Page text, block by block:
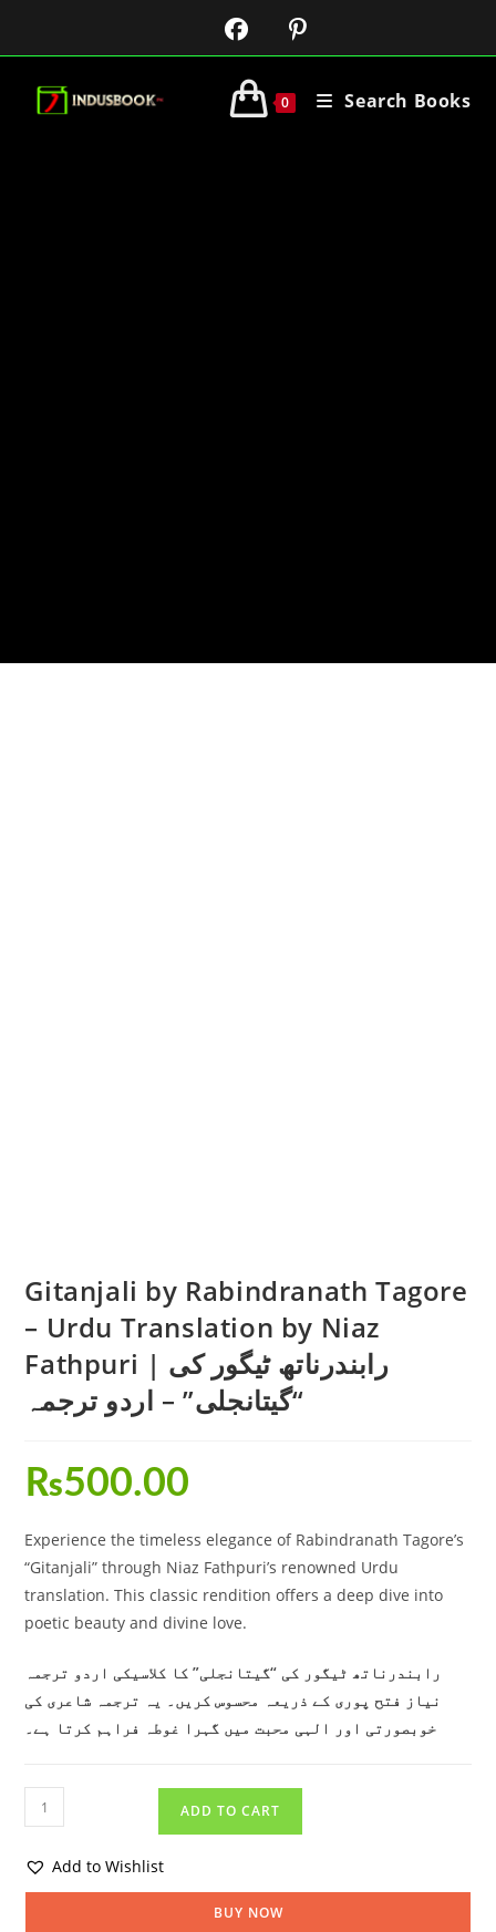
0 Search Books
Gitanjali by Rabindranath Tagore
– Urdu Translation by Niaz
Fathpuri | رابندرناتھ ٹیگور کی
“گیتانجلی” – اردو ترجمہ
₨500.00
Experience the timeless elegance of Rabindranath Tagore’s
“Gitanjali” through Niaz Fathpuri’s renowned Urdu
translation. This classic rendition offers a deep dive into
poetic beauty and divine love.
رابندرناتھ ٹیگور کی “گیتانجلی” کا کلاسیکی اردو ترجمہ
نیاز فتح پوری کے ذریعہ محسوس کریں۔ یہ ترجمہ شاعری کی
خوبصورتی اور الہی محبت میں گہرا غوطہ فراہم کرتا ہے۔
ADD TO CART
Add to Wishlist
BUY NOW